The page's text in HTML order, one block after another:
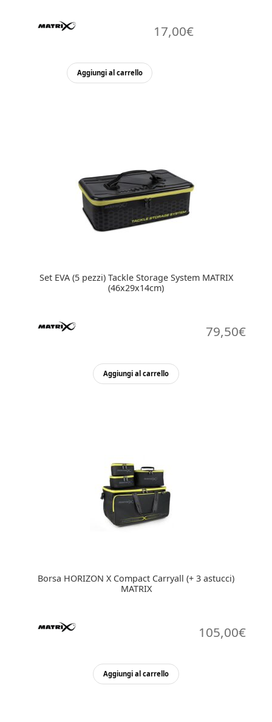
17,00€
Aggiungi al carrello
Set EVA (5 pezzi) Tackle Storage System MATRIX
(46x29x14cm)
79,50€
Aggiungi al carrello
Borsa HORIZON X Compact Carryall (+ 3 astucci)
MATRIX
105,00€
Aggiungi al carrello